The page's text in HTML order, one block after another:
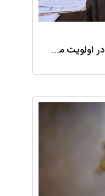
آب، فاضلاب، پسماند و پروژه‌های نیمه‌تمام در اولویت مصوبات سفر دولت